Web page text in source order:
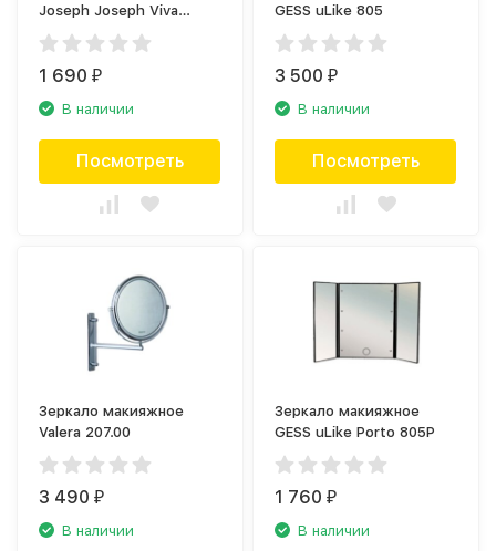
Joseph Joseph Viva
75006
1 690₽
В наличии
Посмотреть
GESS uLike 805
3 500₽
В наличии
Посмотреть
Зеркало макияжное
Valera 207.00
3 490₽
В наличии
Зеркало макияжное
GESS uLike Porto 805P
1 760₽
В наличии